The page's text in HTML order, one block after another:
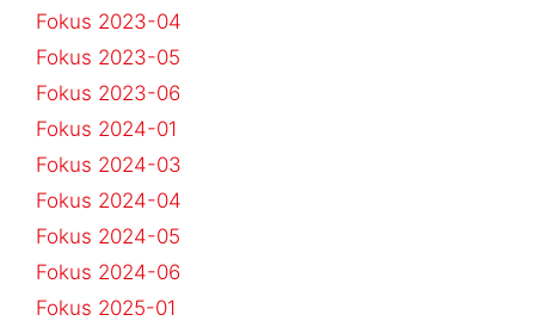
Fokus 2023-04
Fokus 2023-05
Fokus 2023-06
Fokus 2024-01
Fokus 2024-03
Fokus 2024-04
Fokus 2024-05
Fokus 2024-06
Fokus 2025-01